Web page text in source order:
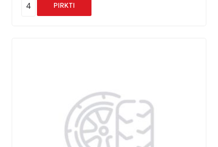
4 PIRKTI